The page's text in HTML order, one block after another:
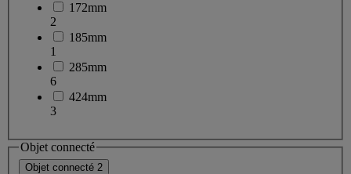
172mm
2
185mm
1
285mm
6
424mm
3
Objet connecté
Objet connecté 2